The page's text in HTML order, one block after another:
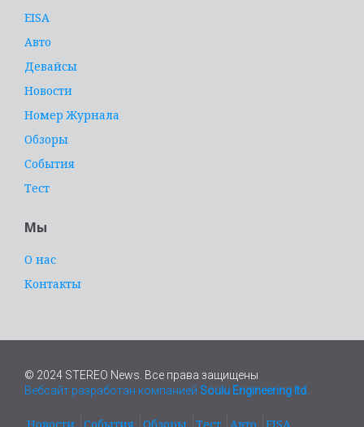
EISA
Авто
Девайсы
Новости
Номер Журнала
Обзоры
События
Тест
Мы
О нас
Контакты
© 2024 STEREO News. Все права защищены
Вебсайт разработан компанией Soulu Engineering ltd.